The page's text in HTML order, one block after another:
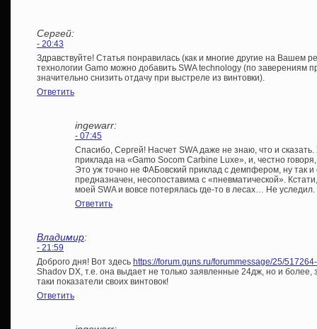
Сергей:
- 20:43
Здравствуйте! Статья понравилась (как и многие другие на Вашем
технологии Gamo можно добавить SWA technology (по заверениям
значительно снизить отдачу при выстреле из винтовки).
Ответить
ingewarr:
- 07:45
Спасибо, Сергей! Насчет SWA даже не знаю, что и
приклада на «Gamo Socom Carbine Luxe», и, честно
Это уж точно не ФАБовский приклад с демпфером, ну так и
предназначен, несопоставима с «пневматической».
моей SWA и вовсе потерялась где-то в лесах… Не уследил.
Ответить
Владимир:
- 21:59
Доброго дня! Вот здесь https://forum.guns.ru/forummessage/25/
Shadov DX, т.е. она выдает не только заявленные 24дж, но и более,
таки показатели своих винтовок!
Ответить